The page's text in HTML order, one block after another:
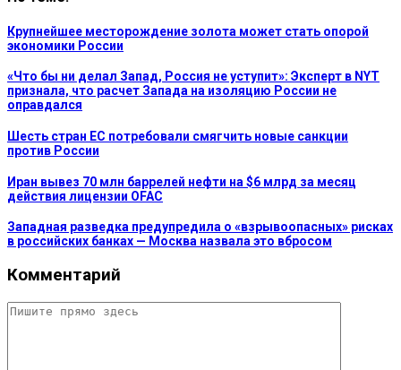
Крупнейшее месторождение золота может стать опорой
экономики России
«Что бы ни делал Запад, Россия не уступит»: Эксперт в NYT
признала, что расчет Запада на изоляцию России не
оправдался
Шесть стран ЕС потребовали смягчить новые санкции
против России
Иран вывез 70 млн баррелей нефти на $6 млрд за месяц
действия лицензии OFAC
Западная разведка предупредила о «взрывоопасных» рисках
в российских банках — Москва назвала это вбросом
Комментарий